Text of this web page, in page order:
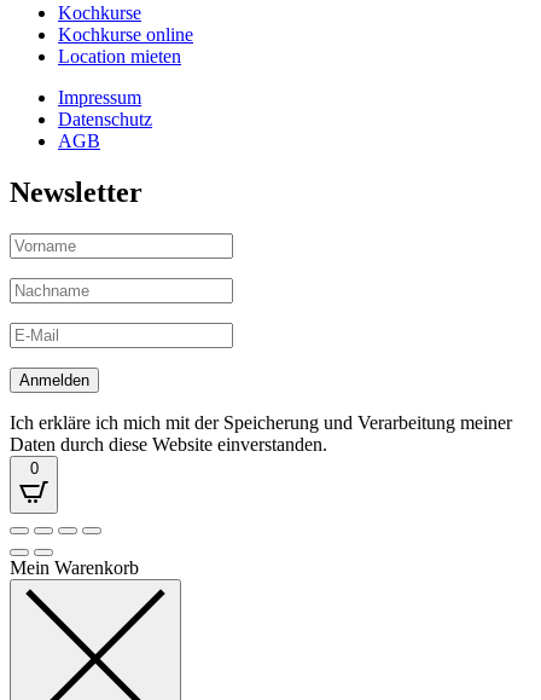
Kochkurse
Kochkurse online
Location mieten
Impressum
Datenschutz
AGB
Newsletter
Ich erkläre ich mich mit der Speicherung und Verarbeitung meiner
Daten durch diese Website einverstanden.
0
Mein Warenkorb